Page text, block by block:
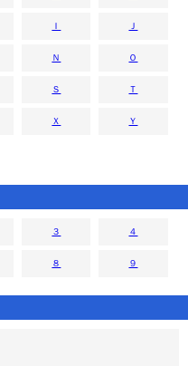
Ｉ Ｊ
Ｎ Ｏ
Ｓ Ｔ
Ｘ Ｙ
３ ４
８ ９